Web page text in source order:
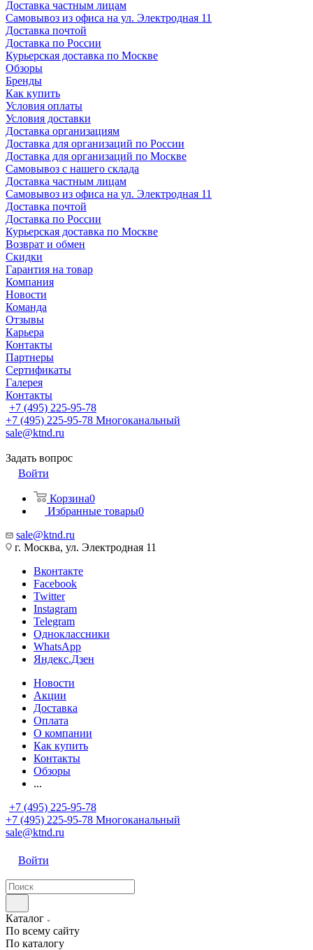
Доставка частным лицам
Самовывоз из офиса на ул. Электродная 11
Доставка почтой
Доставка по России
Курьерская доставка по Москве
Обзоры
Бренды
Как купить
Условия оплаты
Условия доставки
Доставка организациям
Доставка для организаций по России
Доставка для организаций по Москве
Самовывоз с нашего склада
Доставка частным лицам
Самовывоз из офиса на ул. Электродная 11
Доставка почтой
Доставка по России
Курьерская доставка по Москве
Возврат и обмен
Скидки
Гарантия на товар
Компания
Новости
Команда
Отзывы
Карьера
Контакты
Партнеры
Сертификаты
Галерея
Контакты
+7 (495) 225-95-78
+7 (495) 225-95-78 Многоканальный
sale@ktnd.ru
Задать вопрос
Войти
Корзина0
Избранные товары0
sale@ktnd.ru
г. Москва, ул. Электродная 11
Вконтакте
Facebook
Twitter
Instagram
Telegram
Одноклассники
WhatsApp
Яндекс.Дзен
Новости
Акции
Доставка
Оплата
О компании
Как купить
Контакты
Обзоры
...
+7 (495) 225-95-78
+7 (495) 225-95-78 Многоканальный
sale@ktnd.ru
Войти
Каталог
По всему сайту
По каталогу